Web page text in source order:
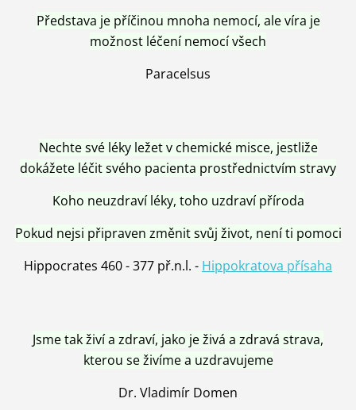
Představa je příčinou mnoha nemocí, ale víra je
možnost léčení nemocí všech
Paracelsus
Nechte své léky ležet v chemické misce, jestliže
dokážete léčit svého pacienta prostřednictvím stravy
Koho neuzdraví léky, toho uzdraví příroda
Pokud nejsi připraven změnit svůj život, není ti pomoci
Hippocrates 460 - 377 př.n.l. - Hippokratova přísaha
Jsme tak živí a zdraví, jako je živá a zdravá strava,
kterou se živíme a uzdravujeme
Dr. Vladimír Domen